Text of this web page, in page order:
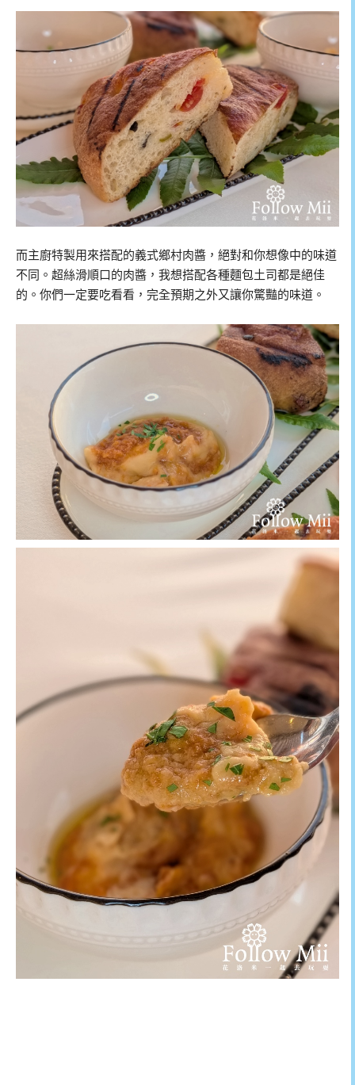
而主廚特製用來搭配的義式鄉村肉醬，絕對和你想像中的味道
不同。超絲滑順口的肉醬，我想搭配各種麵包土司都是絕佳
的。你們一定要吃看看，完全預期之外又讓你驚豔的味道。